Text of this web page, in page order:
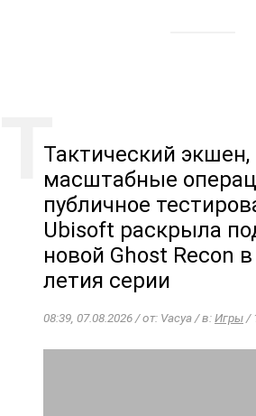
Тактический экшен,
масштабные
публичное
Ubisoft раскрыла
новой Ghost Recon
летия серии
08:39, 07.08.2026 / от: Vacya / в:Игры/